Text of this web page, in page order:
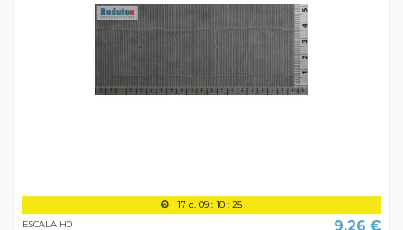
17 d. 09: 10: 24
ESCALA H0 9,26 €